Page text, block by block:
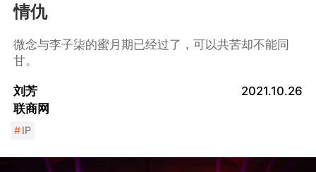
情仇
微念与李子柒的蜜月期已经过了，可以共苦却不能同
甘。
刘芳
联商网
2021.10.26
#IP